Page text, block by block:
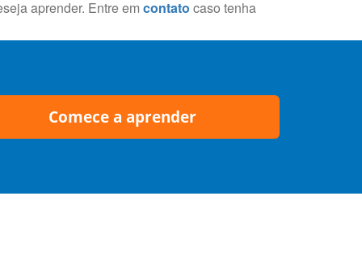
aprender. Entre em contato caso tenha
Comece a aprender